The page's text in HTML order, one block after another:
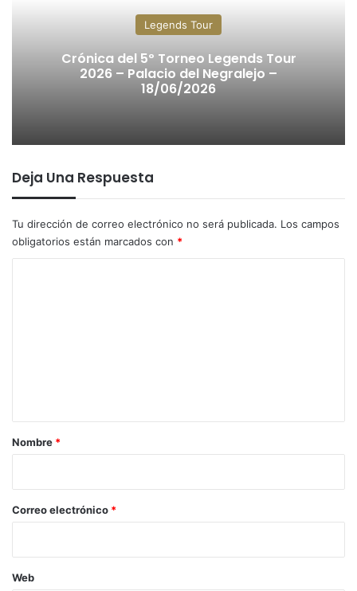
Legends Tour
Crónica del 5º Torneo Legends Tour
2026 – Palacio del Negralejo –
18/06/2026
Deja Una Respuesta
Tu dirección de correo electrónico no será publicada. Los campos
obligatorios están marcados con *
r
*
Nombre *
Correo electrónico *
Web